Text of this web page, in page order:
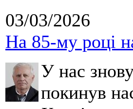
03/03/2026
На 85-му році
У нас
покинув